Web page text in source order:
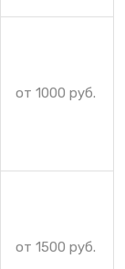
от 1000 руб.
от 1500 руб.